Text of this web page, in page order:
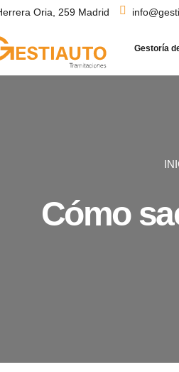
Oria, 259 Madrid
Gestoría
Cómo